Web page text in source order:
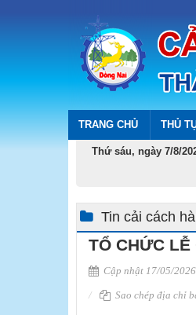
TRANG CHỦ THỦ
Thứ sáu, ngày 7/8/
Tin cải cách
TỔ CHỨC LỄ
Cập nhật 17/05/
Sao chép địa chỉ